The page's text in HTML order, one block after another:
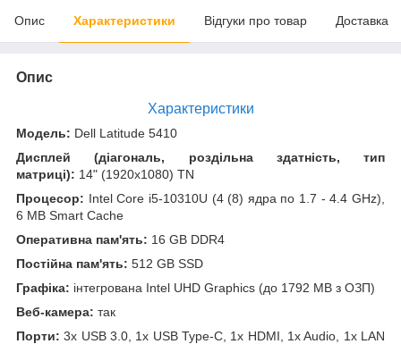
Опис Характеристики Відгуки про товар Доставка
Опис
Характеристики
Модель: Dell Latitude 5410
Дисплей (діагональ, роздільна здатність, тип
матриці): 14" (1920x1080) TN
Процесор: Intel Core i5-10310U (4 (8) ядра по 1.7 - 4.4 GHz),
6 MB Smart Cache
Оперативна пам'ять: 16 GB DDR4
Постійна пам'ять: 512 GB SSD
Графіка: інтегрована Intel UHD Graphics (до 1792 MB з ОЗП)
Веб-камера: так
Порти: 3x USB 3.0, 1x USB Type-C, 1x HDMI, 1x Audio, 1x LAN